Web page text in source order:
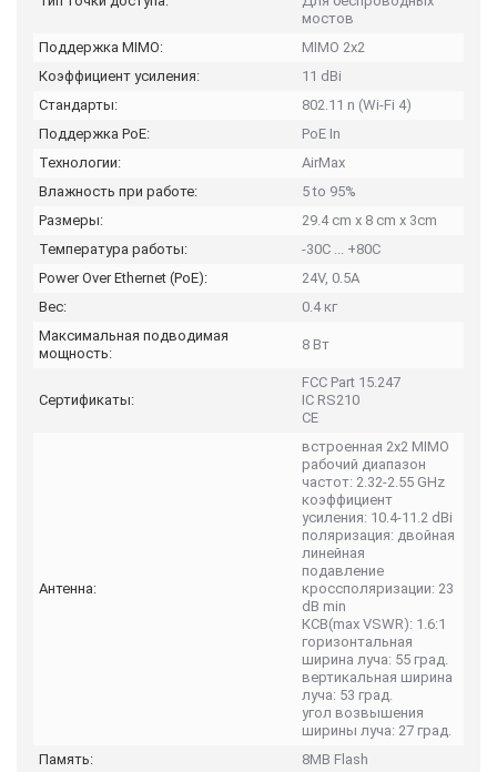
мостов
Поддержка MIMO:
MIMO 2x2
Коэффициент усиления:
11 dBi
Стандарты:
802.11 n (Wi-Fi 4)
Поддержка PoE:
PoE In
Технологии:
AirMax
Влажность при работе:
5 to 95%
Размеры:
29.4 cm x 8 cm x 3cm
Температура работы:
-30C ... +80C
Power Over Ethernet (PoE):
24V, 0.5A
Вес:
0.4 кг
Максимальная подводимая
мощность:
8 Вт
Сертификаты:
FCC Part 15.247
IC RS210
CE
Антенна:
встроенная 2x2 MIMO
рабочий диапазон
частот: 2.32-2.55 GHz
коэффициент
усиления: 10.4-11.2 dBi
поляризация: двойная
линейная
подавление
кроссполяризации: 23
dB min
КСВ(max VSWR): 1.6:1
горизонтальная
ширина луча: 55 град.
вертикальная ширина
луча: 53 град.
угол возвышения
ширины луча: 27 град.
Память:
8MB Flash